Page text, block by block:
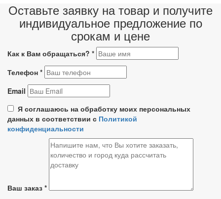
Оставьте заявку на товар и получите
индивидуальное предложение по
срокам и цене
Как к Вам обращаться? *
Телефон *
Email
Я соглашаюсь на обработку моих персональных
данных в соответствии с Политикой
конфиденциальности
Ваш заказ *